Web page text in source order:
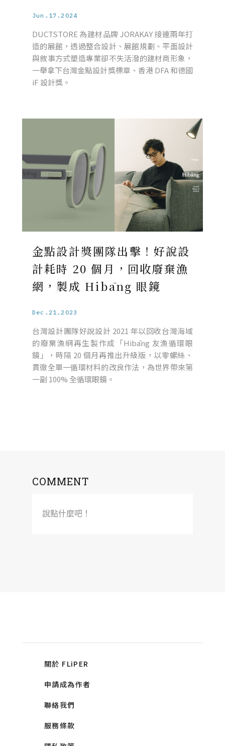
Jun.17.2024
DUCTSTORE 為建材品牌 JORAKAY 接連兩年打
造的展館，透過整合設計、展館規劃、平面設計
與敘事方式塑造專業卻不失活潑的建材商形象，
一舉拿下台灣金點設計獎標章、香港 DFA 和德國
iF 設計獎。
金點設計獎團隊出擊！好說設
計耗時 20 個月，回收廢棄漁
網，製成 Hibāng 眼鏡
Dec.21.2023
台灣設計團隊好說設計 2021 年以回收台灣海域
的廢棄漁網再生製作成「Hibāng 友漁循環眼
鏡」，時隔 20 個月再推出升級版，以零螺絲、
貫徹全單一循環材料的改良作法，為世界帶來第
一副 100% 全循環眼鏡。
COMMENT
說點什麼吧！
關於 FLiPER
申請成為作者
聯絡我們
服務條款